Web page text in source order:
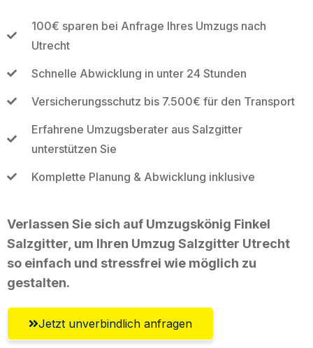
100€ sparen bei Anfrage Ihres Umzugs nach
Utrecht
Schnelle Abwicklung in unter 24 Stunden
Versicherungsschutz bis 7.500€ für den Transport
Erfahrene Umzugsberater aus Salzgitter
unterstützen Sie
Komplette Planung & Abwicklung inklusive
Verlassen Sie sich auf Umzugskönig Finkel
Salzgitter, um Ihren Umzug Salzgitter Utrecht
so einfach und stressfrei wie möglich zu
gestalten.
Jetzt unverbindlich anfragen